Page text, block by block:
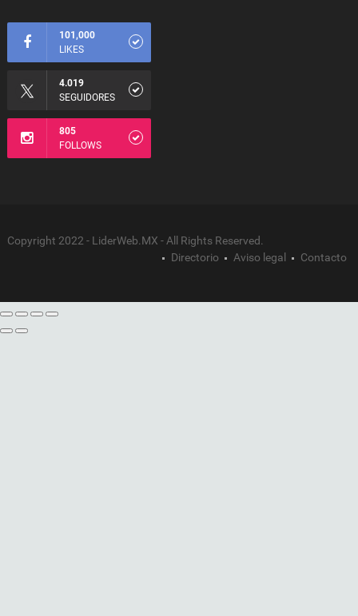
101,000
LIKES
4.019
SEGUIDORES
805
FOLLOWS
Copyright 2022 - LiderWeb.MX - All Rights Reserved.
Directorio
Aviso legal Contacto